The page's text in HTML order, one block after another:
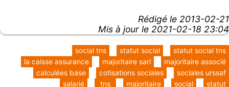
Rédigé le 2013-02-21
Mis à jour le 2021-02-18 23:04
statut social tns
statut social
social tns
majoritaire associé
majoritaire sarl
la caisse assurance
sociales urssaf
cotisations sociales
calculées base
statut
social
majoritaire
tns
salarié